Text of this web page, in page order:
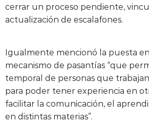
cerrar un proceso pendiente,
actualización de escalafones.
Igualmente mencionó la puesta
mecanismo de pasantías “que
temporal de personas que
para poder tener experiencia en
facilitar la comunicación, el
en distintas materias”.